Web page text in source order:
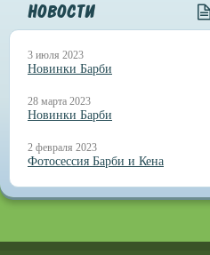
НОВОСТИ
3 июля 2023
Новинки Барби
28 марта 2023
Новинки Барби
2 февраля 2023
Фотосессия Барби и Кена